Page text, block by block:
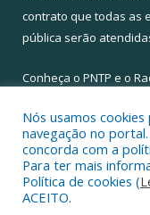
contrato que todas as
pública serão
Conheça o PNTP e o
Todos os direitos
Nós usamos
navegação no
concorda com a
Para ter mais
Política de cookies (
ACEITO.